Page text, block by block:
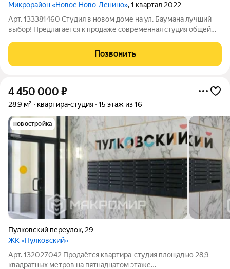
Микрорайон «Новое Ново-Ленино», 1 квартал 2022
Арт. 133381460 Студия в новом доме на ул. Баумана лучший
выбор! Предлагается к продаже современная студия общей
постройки на ул. Баумана, г. Иркутск. Квартира в получистовой
отделке, что открывает
Позвонить
4 450 000 ₽
28,9 м² квартира-студия 15 этаж из 16
новостройка
Пулковский переулок, 29
ЖК «Пулковский»
Арт. 132027042 Продаётся квартира-студия площадью 28,9
квадратных метров на пятнадцатом этаже